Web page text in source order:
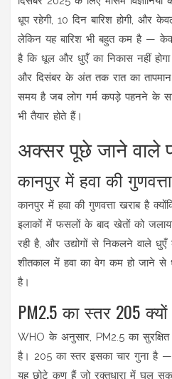
धूप रहेगी, 10 दिन बारिश होगी, और
लेकिन यह बारिश भी बहुत कम है —
है कि धूल और धुएँ का निकास नहीं होगा।
और दिसंबर के अंत तक रात का
समय है जब लोग गर्म कपड़े पहनने के
भी तैयार होते हैं।
अक्सर पूछे जाने वाले
कानपुर में हवा की
कानपुर में हवा की गुणवत्ता खराब है
इलाकों में फसलों के बाद खेतों को
रही है, और उद्योगों से निकलने वाले धुएँ
शीतकाल में हवा का वेग कम हो जाने से
है।
PM2.5 का स्तर 205
WHO के अनुसार, PM2.5 का सुरक्षित
है। 205 का स्तर इसका चार गुना है
यह छोटे कण हैं जो रक्तधारा में घुल